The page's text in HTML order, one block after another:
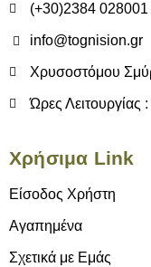
(+30)2384 028001
info@tognision.gr
Χρυσοστόμου
Ώρες
Χρήσιμα Link
Είσοδος Χρήστη
Αγαπημένα
Σχετικά με Εμάς